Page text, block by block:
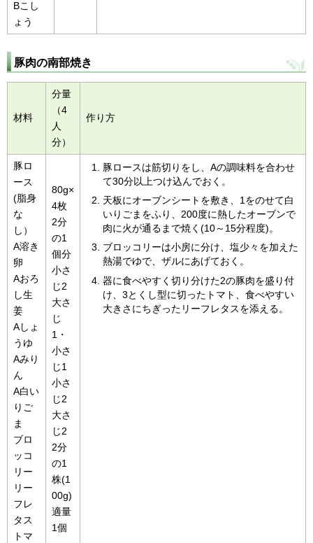
Bこし
ょう
豚肉の南部焼き
材料
分量
（4
人
分）
作り方
豚ロ
ース
(脂身
な
し）
A溶き
卵
Aおろ
し生
姜
Aしょ
うゆ
Aみり
ん
A白い
りご
ま
ブロ
ッコ
リー
リー
フレ
タス
トマ
80g×
4枚
2分
の1
個分
小さ
じ2
大さ
じ
1・
小さ
じ1
小さ
じ2
大さ
じ2
2分
の1
株(1
00g)
適量
1個
豚ロースは筋切りをし、Aの調味料を合わせ
て30分以上つけ込んでおく。
天板にオーブンシートを敷き、1をのせて白
いりごまをふり、200度に熱したオーブンで
肉に火が通るまで焼く(10～15分程度)。
ブロッコリーは小房に分け、塩少々を加えた
熱湯でゆで、ザルにあげておく。
器に食べやすく切り分けた2の豚肉を盛り付
け、3とくし型に切ったトマト、食べやすい
大きさにちぎったリーフレタスを添える。